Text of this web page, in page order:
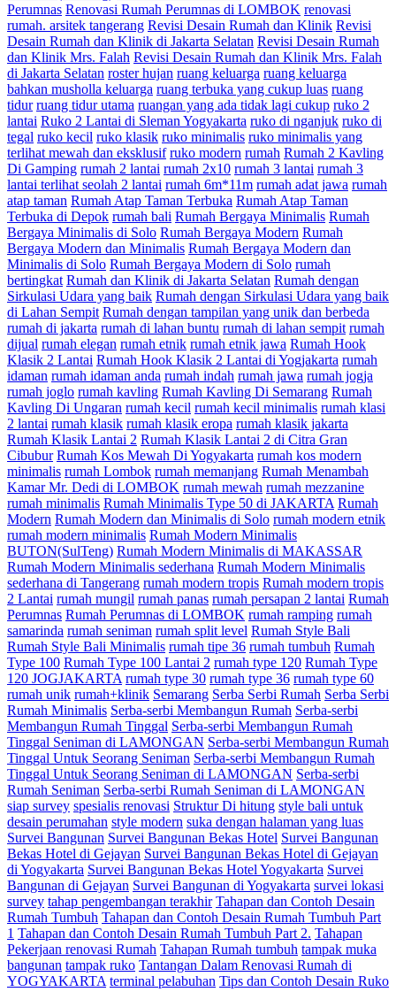
Perumnas Renovasi Rumah Perumnas di LOMBOK renovasi
rumah. arsitek tangerang Revisi Desain Rumah dan Klinik Revisi
Desain Rumah dan Klinik di Jakarta Selatan Revisi Desain Rumah
dan Klinik Mrs. Falah Revisi Desain Rumah dan Klinik Mrs. Falah
di Jakarta Selatan roster hujan ruang keluarga ruang keluarga
bahkan musholla keluarga ruang terbuka yang cukup luas ruang
tidur ruang tidur utama ruangan yang ada tidak lagi cukup ruko 2
lantai Ruko 2 Lantai di Sleman Yogyakarta ruko di nganjuk ruko di
tegal ruko kecil ruko klasik ruko minimalis ruko minimalis yang
terlihat mewah dan eksklusif ruko modern rumah Rumah 2 Kavling
Di Gamping rumah 2 lantai rumah 2x10 rumah 3 lantai rumah 3
lantai terlihat seolah 2 lantai rumah 6m*11m rumah adat jawa rumah
atap taman Rumah Atap Taman Terbuka Rumah Atap Taman
Terbuka di Depok rumah bali Rumah Bergaya Minimalis Rumah
Bergaya Minimalis di Solo Rumah Bergaya Modern Rumah
Bergaya Modern dan Minimalis Rumah Bergaya Modern dan
Minimalis di Solo Rumah Bergaya Modern di Solo rumah
bertingkat Rumah dan Klinik di Jakarta Selatan Rumah dengan
Sirkulasi Udara yang baik Rumah dengan Sirkulasi Udara yang baik
di Lahan Sempit Rumah dengan tampilan yang unik dan berbeda
rumah di jakarta rumah di lahan buntu rumah di lahan sempit rumah
dijual rumah elegan rumah etnik rumah etnik jawa Rumah Hook
Klasik 2 Lantai Rumah Hook Klasik 2 Lantai di Yogjakarta rumah
idaman rumah idaman anda rumah indah rumah jawa rumah jogja
rumah joglo rumah kavling Rumah Kavling Di Semarang Rumah
Kavling Di Ungaran rumah kecil rumah kecil minimalis rumah klasi
2 lantai rumah klasik rumah klasik eropa rumah klasik jakarta
Rumah Klasik Lantai 2 Rumah Klasik Lantai 2 di Citra Gran
Cibubur Rumah Kos Mewah Di Yogyakarta rumah kos modern
minimalis rumah Lombok rumah memanjang Rumah Menambah
Kamar Mr. Dedi di LOMBOK rumah mewah rumah mezzanine
rumah minimalis Rumah Minimalis Type 50 di JAKARTA Rumah
Modern Rumah Modern dan Minimalis di Solo rumah modern etnik
rumah modern minimalis Rumah Modern Minimalis
BUTON(SulTeng) Rumah Modern Minimalis di MAKASSAR
Rumah Modern Minimalis sederhana Rumah Modern Minimalis
sederhana di Tangerang rumah modern tropis Rumah modern tropis
2 Lantai rumah mungil rumah panas rumah persapan 2 lantai Rumah
Perumnas Rumah Perumnas di LOMBOK rumah ramping rumah
samarinda rumah seniman rumah split level Rumah Style Bali
Rumah Style Bali Minimalis rumah tipe 36 rumah tumbuh Rumah
Type 100 Rumah Type 100 Lantai 2 rumah type 120 Rumah Type
120 JOGJAKARTA rumah type 30 rumah type 36 rumah type 60
rumah unik rumah+klinik Semarang Serba Serbi Rumah Serba Serbi
Rumah Minimalis Serba-serbi Membangun Rumah Serba-serbi
Membangun Rumah Tinggal Serba-serbi Membangun Rumah
Tinggal Seniman di LAMONGAN Serba-serbi Membangun Rumah
Tinggal Untuk Seorang Seniman Serba-serbi Membangun Rumah
Tinggal Untuk Seorang Seniman di LAMONGAN Serba-serbi
Rumah Seniman Serba-serbi Rumah Seniman di LAMONGAN
siap survey spesialis renovasi Struktur Di hitung style bali untuk
desain perumahan style modern suka dengan halaman yang luas
Survei Bangunan Survei Bangunan Bekas Hotel Survei Bangunan
Bekas Hotel di Gejayan Survei Bangunan Bekas Hotel di Gejayan
di Yogyakarta Survei Bangunan Bekas Hotel Yogyakarta Survei
Bangunan di Gejayan Survei Bangunan di Yogyakarta survei lokasi
survey tahap pengembangan terakhir Tahapan dan Contoh Desain
Rumah Tumbuh Tahapan dan Contoh Desain Rumah Tumbuh Part
1 Tahapan dan Contoh Desain Rumah Tumbuh Part 2. Tahapan
Pekerjaan renovasi Rumah Tahapan Rumah tumbuh tampak muka
bangunan tampak ruko Tantangan Dalam Renovasi Rumah di
YOGYAKARTA terminal pelabuhan Tips dan Contoh Desain Ruko